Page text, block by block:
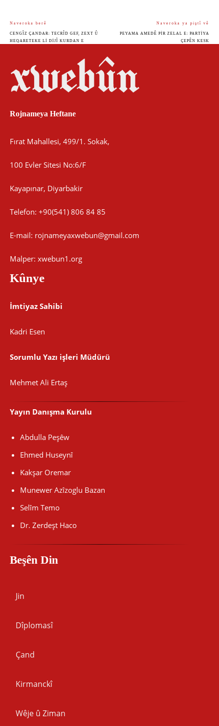
Naveroka berê
CENGÎZ ÇANDAR: TECRÎD GEF, ZEXT Û
HEQARETEKE LI DIJÎ KURDAN E
Naveroka ya piştî vê
PEYAMA AMEDÊ PIR ZELAL E: PARTIYA
ÇEPÊN KESK
Rojnameya Heftane
Fırat Mahallesi, 499/1. Sokak,
100 Evler Sitesi No:6/F
Kayapınar, Diyarbakir
Telefon: +90(541) 806 84 85
E-mail: rojnameyaxwebun@gmail.com
Malper: xwebun1.org
Kûnye
İmtiyaz Sahibi
Kadri Esen
Sorumlu Yazı işleri Müdürü
Mehmet Ali Ertaş
Yayın Danışma Kurulu
Abdulla Peşêw
Ehmed Huseynî
Kakşar Oremar
Munewer Azîzoglu Bazan
Selîm Temo
Dr. Zerdeşt Haco
Beşên Din
Jin
Dîplomasî
Çand
Kirmanckî
Wêje û Ziman